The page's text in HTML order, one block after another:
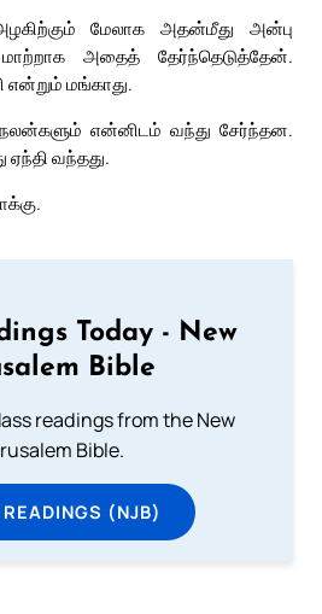
மேலாக அதன்மீது அன்பு
அதைத் தேர்ந்தெடுத்தேன்.
மங்காது.
என்னிடம் வந்து சேர்ந்தன.
வந்தது.
Today - New
Bible
readings from the New
Bible.
(NJB)